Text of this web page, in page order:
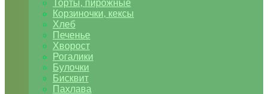
Торты, пирожные
Корзиночки, кексы
Хлеб
Печенье
Хворост
Рогалики
Булочки
Бисквит
Пахлава